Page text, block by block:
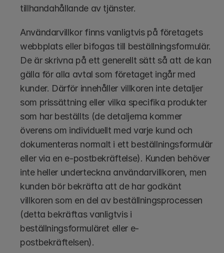
tillhandahållande av tjänster.
Användarvillkor finns vanligtvis på företagets
webbplats eller bifogas till beställningsformulär.
De är skrivna på ett generellt sätt så att de kan
gälla för alla avtal som företaget ingår med
kunder. Därför innehåller villkoren inte detaljer
som prissättning eller vilka specifika produkter
som har beställts (de detaljerna kommer
överens om individuellt med varje kund och
dokumenteras normalt i ett beställningsformulär
eller via en e-postbekräftelse). Kunden behöver
inte heller underteckna användarvillkoren, men
kunden bör bekräfta att de har godkänt
villkoren som en del av beställningsprocessen
(detta bekräftas vanligtvis i
beställningsformuläret eller e-
postbekräftelsen).